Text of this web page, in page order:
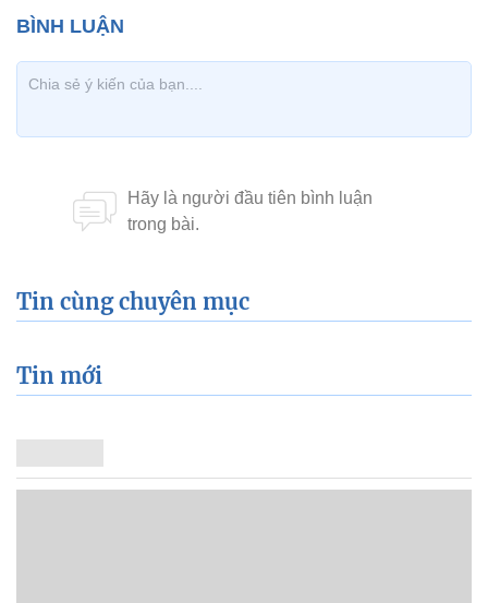
Tin cùng chuyên mục
Tin mới